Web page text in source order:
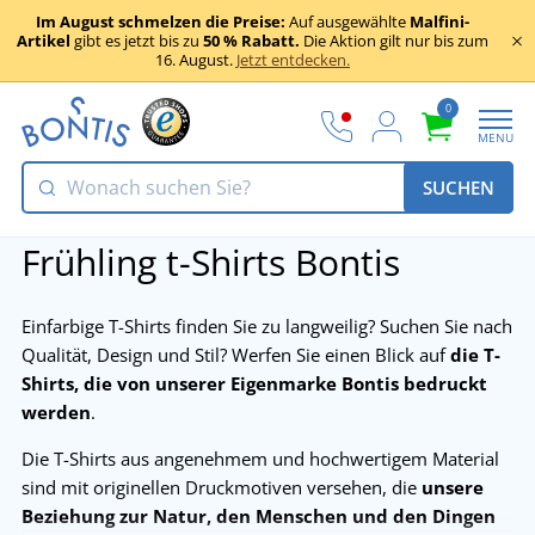
Im August schmelzen die Preise: Auf ausgewählte Malfini-
Artikel gibt es jetzt bis zu 50 % Rabatt. Die Aktion gilt nur bis zum
16. August. Jetzt entdecken.
0
MENU
SUCHEN
Frühling t-Shirts Bontis
Einfarbige T-Shirts finden Sie zu langweilig? Suchen Sie nach
Qualität, Design und Stil? Werfen Sie einen Blick aufdie T-
Shirts, die von unserer Eigenmarke Bontis bedruckt
werden.
Die T-Shirts aus angenehmem und hochwertigem Material
sind mit originellen Druckmotiven versehen, die unsere
Beziehung zur Natur, den Menschen und den Dingen